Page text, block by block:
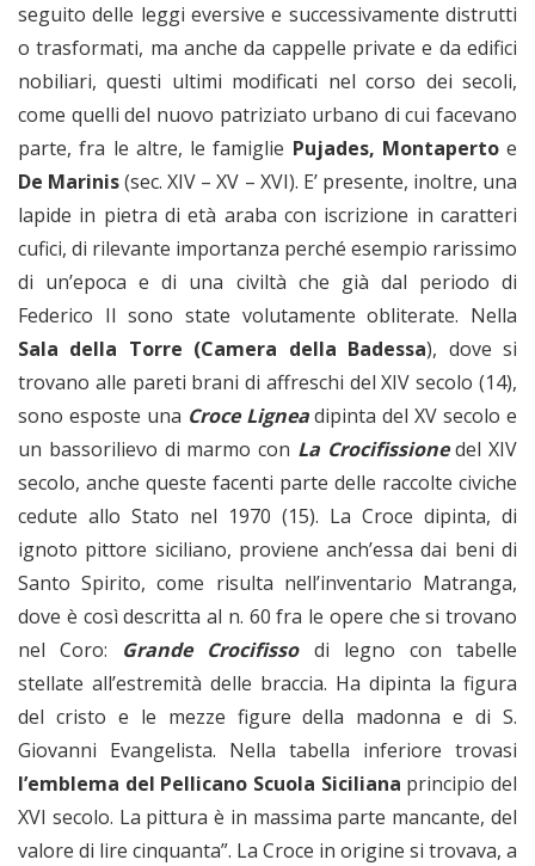
seguito delle leggi eversive e successivamente distrutti
o trasformati, ma anche da cappelle private e da edifici
nobiliari, questi ultimi modificati nel corso dei secoli,
come quelli del nuovo patriziato urbano di cui facevano
parte, fra le altre, le famiglie Pujades, Montapertoe
De Marinis(sec. XIV – XV – XVI). E’ presente, inoltre, una
lapide in pietra di età araba con iscrizione in caratteri
cufici, di rilevante importanza perché esempio rarissimo
di un’epoca e di una civiltà che già dal periodo di
Federico II sono state volutamente obliterate. Nella
Sala della Torre (Camera della Badessa), dove si
trovano alle pareti brani di affreschi del XIV secolo (14),
sono esposte una Croce Ligneadipinta del XV secolo e
un bassorilievo di marmo con La Crocifissionedel XIV
secolo, anche queste facenti parte delle raccolte civiche
cedute allo Stato nel 1970 (15). La Croce dipinta, di
ignoto pittore siciliano, proviene anch’essa dai beni di
Santo Spirito, come risulta nell’inventario Matranga,
dove è così descritta al n. 60 fra le opere che si trovano
nel Coro: Grande Crocifissodi legno con tabelle
stellate all’estremità delle braccia. Ha dipinta la figura
del cristo e le mezze figure della madonna e di S.
Giovanni Evangelista. Nella tabella inferiore trovasi
l’emblema del Pellicano Scuola Siciliana principio del
XVI secolo. La pittura è in massima parte mancante, del
valore di lire cinquanta”. La Croce in origine si trovava, a